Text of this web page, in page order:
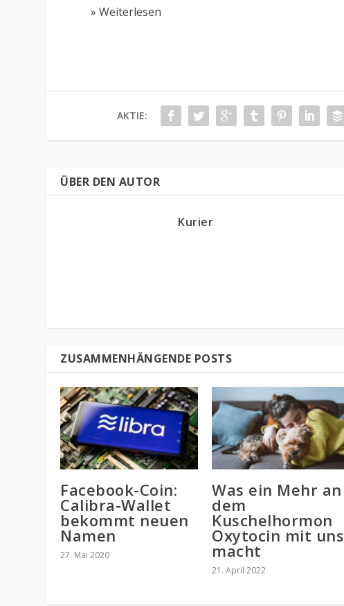
» Weiterlesen
AKTIE:
ÜBER DEN AUTOR
Kurier
ZUSAMMENHÄNGENDE POSTS
Facebook-Coin:
Calibra-Wallet
bekommt neuen
Namen
27. Mai 2020
Was ein Mehr an
dem
Kuschelhormon
Oxytocin mit uns
macht
21. April 2022